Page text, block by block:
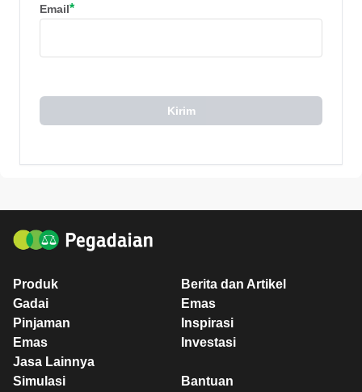
Email*
Kirim
Produk
Gadai
Pinjaman
Emas
Jasa Lainnya
Berita dan Artikel
Emas
Inspirasi
Investasi
Simulasi
Bantuan